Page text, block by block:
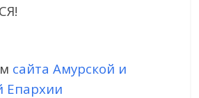
сайта Амурской и
Епархии